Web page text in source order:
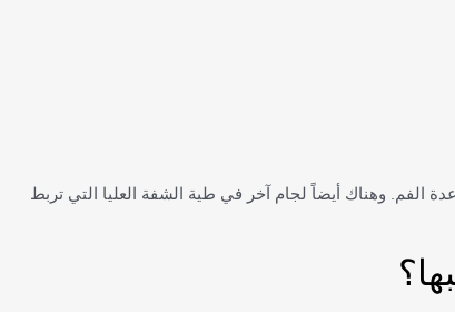
الفم. وهناك أيضاً لجام آخر في طية الشفة العليا التي تربط